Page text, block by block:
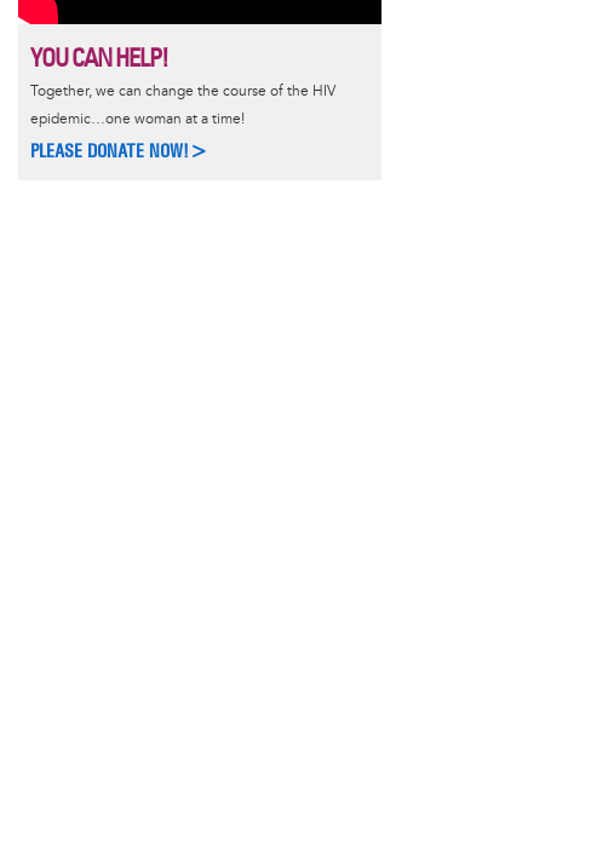
YOU CAN HELP!
Together, we can change the course of the HIV
epidemic…one woman at a time!
PLEASE DONATE NOW!>